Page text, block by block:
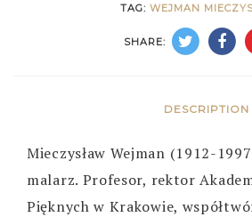
TAG: WEJMAN
SHARE:
DESCRIPTION
Mieczysław Wejman (1912-
malarz. Profesor, rektor
Pięknych w Krakowie,